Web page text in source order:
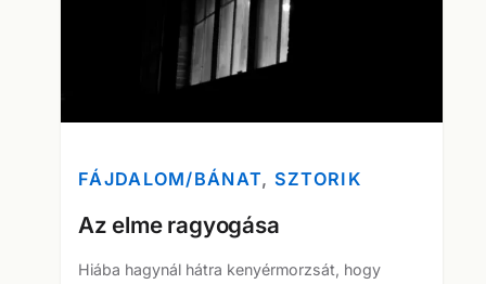
FÁJDALOM/BÁNAT, SZTORIK
Az elme ragyogása
Hiába hagynál hátra kenyérmorzsát, hogy